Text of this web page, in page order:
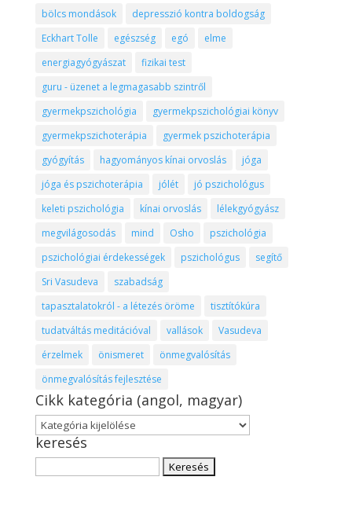
bölcs mondások
depresszió kontra boldogság
Eckhart Tolle
egészség egó
elme
energiagyógyászat
fizikai test
guru - üzenet a legmagasabb szintről
gyermekpszichológia
gyermekpszichológiai könyv
gyermekpszichoterápia
gyermek pszichoterápia
gyógyítás
hagyományos kínai orvoslás
jóga
jóga és pszichoterápia
jólét
jó pszichológus
keleti pszichológia
kínai orvoslás
lélekgyógyász
megvilágosodás
mind Osho
pszichológia
pszichológiai érdekességek
pszichológus
segítő
Sri Vasudeva
szabadság
tapasztalatokról - a létezés öröme
tisztítókúra
tudatváltás meditációval
vallások
Vasudeva
érzelmek
önismeret
önmegvalósítás
önmegvalósítás fejlesztése
Cikk kategória (angol, magyar)
Cikk
kategória
(angol,
magyar)
keresés